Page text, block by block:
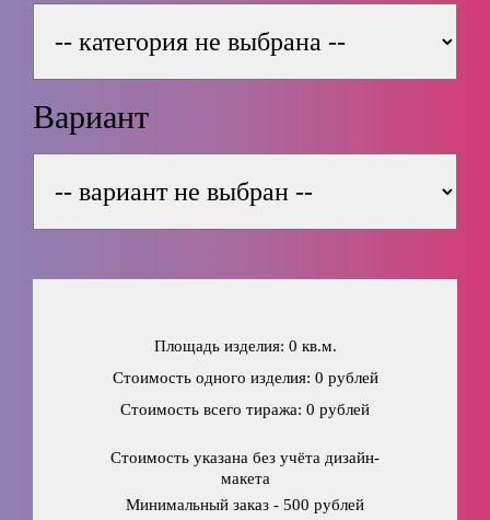
Вариант
Площадь изделия: 0 кв.м.
Стоимость одного изделия: 0 рублей
Стоимость всего тиража: 0 рублей
Стоимость указана без учёта дизайн-
макета
Минимальный заказ - 500 рублей